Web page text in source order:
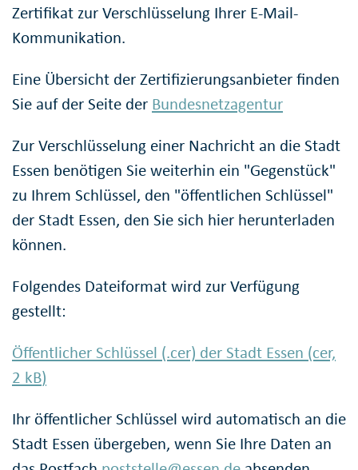
Zertifikat zur Verschlüsselung Ihrer E-Mail-
Kommunikation.
Eine Übersicht der Zertifizierungsanbieter finden
Sie auf der Seite der Bundesnetzagentur
Zur Verschlüsselung einer Nachricht an die Stadt
Essen benötigen Sie weiterhin ein "Gegenstück"
zu Ihrem Schlüssel, den "öffentlichen Schlüssel"
der Stadt Essen, den Sie sich hier herunterladen
können.
Folgendes Dateiformat wird zur Verfügung
gestellt:
Öffentlicher Schlüssel (.cer) der Stadt Essen (cer,
2 kB)
Ihr öffentlicher Schlüssel wird automatisch an die
Stadt Essen übergeben, wenn Sie Ihre Daten an